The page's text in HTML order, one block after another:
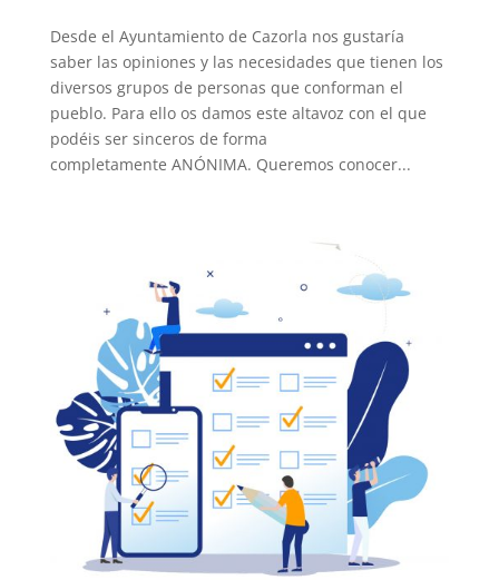
Desde el Ayuntamiento de Cazorla nos gustaría
saber las opiniones y las necesidades que tienen los
diversos grupos de personas que conforman el
pueblo. Para ello os damos este altavoz con el que
podéis ser sinceros de forma
completamente ANÓNIMA. Queremos conocer...